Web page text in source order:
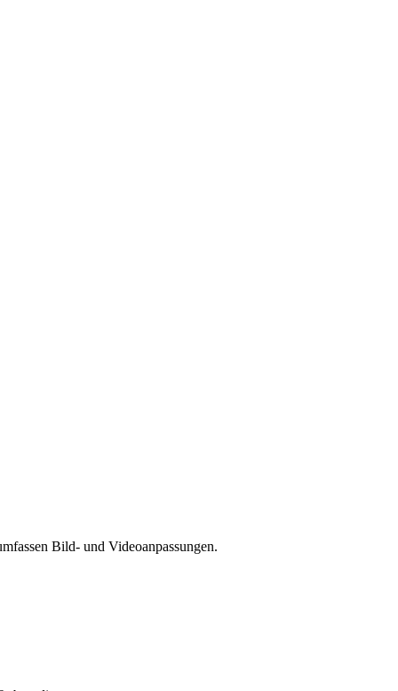
Bild- und Videoanpassungen.